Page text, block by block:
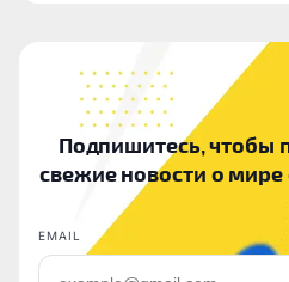
Подпишитесь, чтобы
свежие новости о
EMAIL